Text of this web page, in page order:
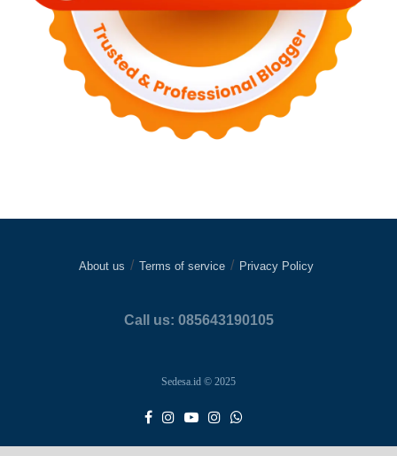
About us Terms of service Privacy Policy
Call us: 085643190105
Sedesa.id © 2025